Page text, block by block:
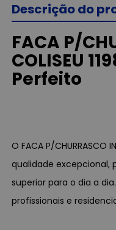
Descrição do
FACA P/
COLISEU
Perfeito
O FACA P/CHURRASCO
qualidade excepcional,
superior para o dia a
profissionais e